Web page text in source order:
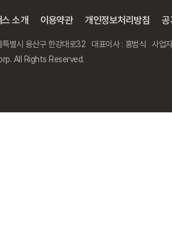
소개 이용약관 개인정보처리방침
특별시 용산구 한강대로32 대표이사 : 홍범식 사업
All Rights Reserved.